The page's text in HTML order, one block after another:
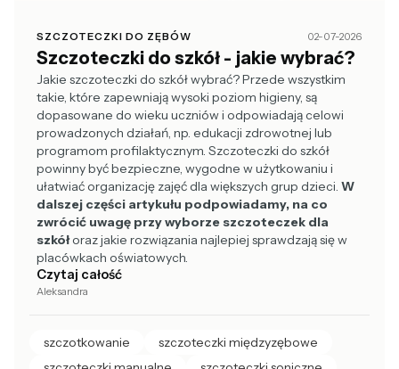
SZCZOTECZKI DO ZĘBÓW 02-07-2026
Szczoteczki do szkół - jakie wybrać?
Jakie szczoteczki do szkół wybrać? Przede wszystkim
takie, które zapewniają wysoki poziom higieny, są
dopasowane do wieku uczniów i odpowiadają celowi
prowadzonych działań, np. edukacji zdrowotnej lub
programom profilaktycznym. Szczoteczki do szkół
powinny być bezpieczne, wygodne w użytkowaniu i
ułatwiać organizację zajęć dla większych grup dzieci. W
dalszej części artykułu podpowiadamy, na co
zwrócić uwagę przy wyborze szczoteczek dla
szkółoraz jakie rozwiązania najlepiej sprawdzają się w
placówkach oświatowych.
Czytaj całość
Aleksandra
szczotkowanie
szczoteczki międzyzębowe